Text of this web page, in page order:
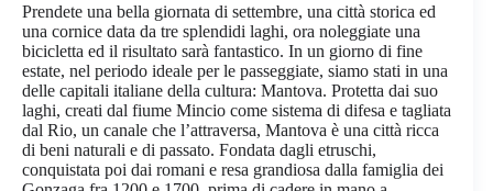
Prendete una bella giornata di settembre, una città storica ed
una cornice data da tre splendidi laghi, ora noleggiate una
bicicletta ed il risultato sarà fantastico. In un giorno di fine
estate, nel periodo ideale per le passeggiate, siamo stati in una
delle capitali italiane della cultura: Mantova. Protetta dai suo
laghi, creati dal fiume Mincio come sistema di difesa e tagliata
dal Rio, un canale che l’attraversa, Mantova è una città ricca
di beni naturali e di passato. Fondata dagli etruschi,
conquistata poi dai romani e resa grandiosa dalla famiglia dei